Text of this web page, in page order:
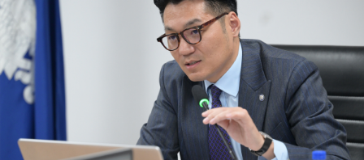
Эдийн засаг
Үзэл бодол
Спорт